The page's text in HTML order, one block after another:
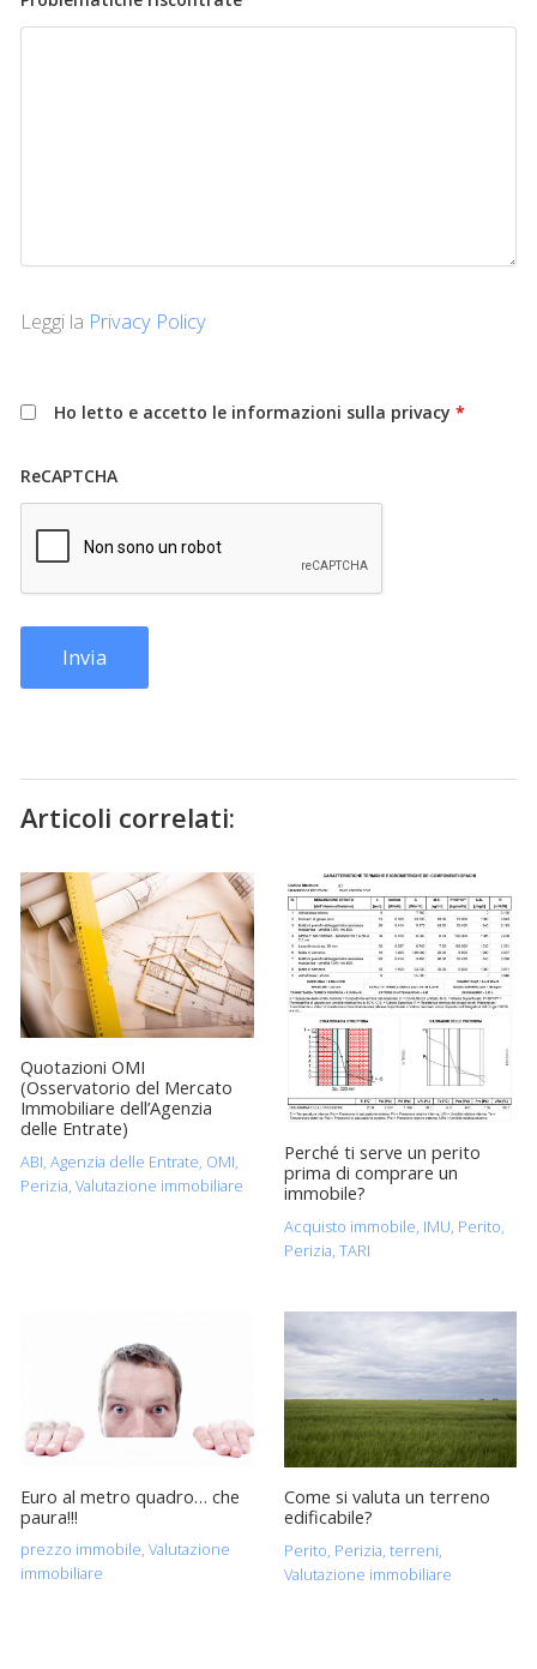
Leggi la Privacy Policy
Ho letto e accetto le informazioni sulla privacy*
ReCAPTCHA
Articoli correlati:
Quotazioni OMI
(Osservatorio del Mercato
Immobiliare dell’Agenzia
delle Entrate)
ABI, Agenzia delle Entrate, OMI,
Perizia, Valutazione immobiliare
Perché ti serve un perito
prima di comprare un
immobile?
Acquisto immobile, IMU, Perito,
Perizia, TARI
Euro al metro quadro… che
paura!!!
prezzo immobile, Valutazione
immobiliare
Come si valuta un terreno
edificabile?
Perito, Perizia, terreni,
Valutazione immobiliare